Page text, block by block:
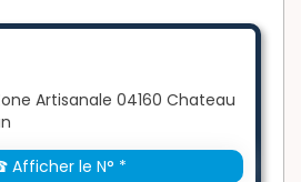
Artisanale 04160 Chateau
Afficher le N° *